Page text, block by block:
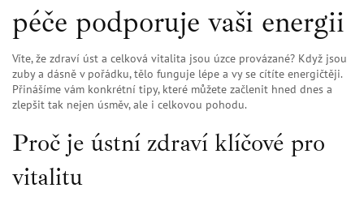
péče podporuje vaši energii
Víte, že zdraví úst a celková vitalita jsou úzce provázané? Když jsou
zuby a dásně v pořádku, tělo funguje lépe a vy se cítíte energičtěji.
Přinášíme vám konkrétní tipy, které můžete začlenit hned dnes a
zlepšit tak nejen úsměv, ale i celkovou pohodu.
Proč je ústní zdraví klíčové pro
vitalitu